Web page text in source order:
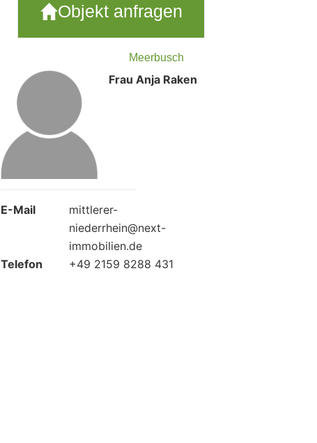
Objekt anfragen
Meerbusch
Frau Anja Raken
E-Mail
mittlerer-
niederrhein@next-
immobilien.de
Telefon
+49 2159 8288 431